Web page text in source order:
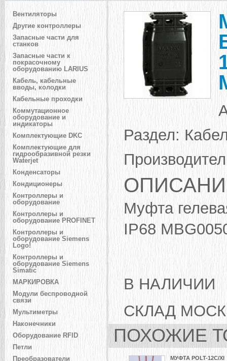
Вентиляторы
Другие контроллеры
Запасные части для
станков
Запасные части к
покрасочному
оборудованию LARIUS
Кабель, кабельные
вводы, колодки
Кабельные проходки
Коммутационное
оборудование и
индикаторы
Комплектующие DKC
Комплектующие для
гидрообразивной резки
Waterjet
Конденсаторы
Кондиционеры
Контроллеры и
оборудование
Контроллеры и
оборудование PROFINET
Контроллеры и
оборудование Siemens
Logo!
Контроллеры и
оборудование Siemens
Simatic
МАРКИРОВКА
Модули беспроводной
связи
Мультиметры
Наконечники
Оборудование RFID
Петли
Преобразователи
Раздел:
Муфта
IP68
В НАЛИЧИИ
СКЛАД
ПОХОЖИЕ
МУФТА POLT-12C/XI